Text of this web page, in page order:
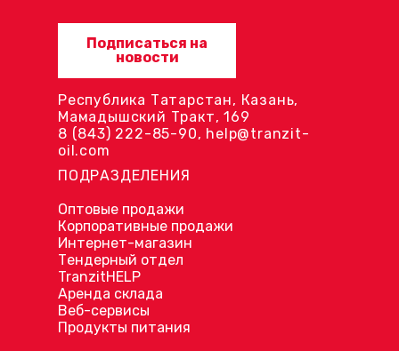
Подписаться на
новости
Республика Татарстан, Казань,
Мамадышский Тракт, 169
8 (843) 222-85-90, help@tranzit-
oil.com
ПОДРАЗДЕЛЕНИЯ
Оптовые продажи
Корпоративные продажи
Интернет-магазин
Тендерный отдел
TranzitHELP
Аренда склада
Веб-сервисы
Продукты питания